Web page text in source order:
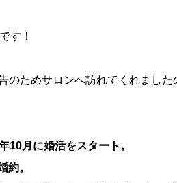
です！
のためサロンへ訪れてくれました
10月に婚活をスタート。
約。